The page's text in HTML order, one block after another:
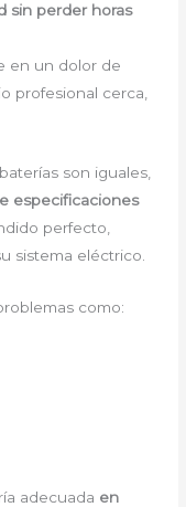
sin perder horas
en un dolor de
profesional cerca,
son iguales,
especificaciones
perfecto,
sistema eléctrico.
como:
adecuada en